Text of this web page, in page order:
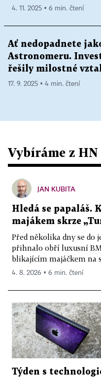
4. 11. 2025 ▪ 6 min. čtení
Ať nedopadnete
Astronomeru.
řešily milostné
17. 9. 2025 ▪ 4 min. čtení
Vybíráme z HN
JAN KUBITA
Hledá se papaláš.
majákem skrze
Před několika dny se do
přihnalo obří luxusní
blikajícím majáčkem na
4. 8. 2026 ▪ 6 min. čtení
Týden s